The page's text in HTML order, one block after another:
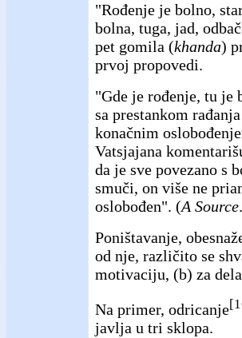
"Rođenje je bolno,
bolna, tuga, jad,
pet gomila (khanda)
prvoj propovedi.
"Gde je rođenje, tu je
sa prestankom
konačnim
Vatsjajana
da je sve povezano s
smuči, on više ne
oslobođen". (A Source
Poništavanje,
od nje, različito se
motivaciju, (b) za
Na primer, odricanje
javlja u tri sklopa.